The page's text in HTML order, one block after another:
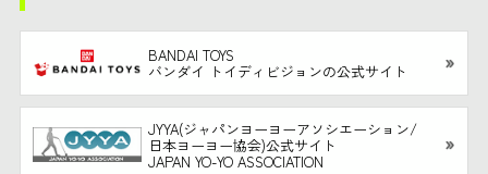
BANDAI TOYS
バンダイ トイディビジョンの公式サイト
JYYA(ジャパンヨーヨーアソシエーション/
日本ヨーヨー協会)公式サイト
JAPAN YO-YO ASSOCIATION